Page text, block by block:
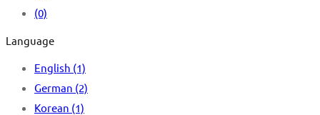
(0)
Language
English (1)
German (2)
Korean (1)